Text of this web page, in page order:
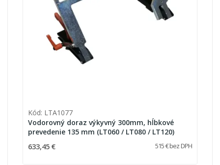
Kód: LTA1077
Vodorovný doraz výkyvný 300mm, hĺbkové
prevedenie 135 mm (LT060 / LT080 / LT120)
633,45 € 515 € bez DPH